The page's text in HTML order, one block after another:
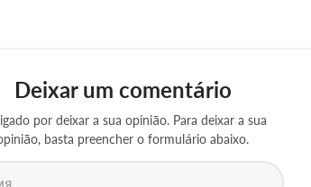
Deixar um comentário
por deixar a sua opinião. Para deixar a sua
basta preencher o formulário abaixo.